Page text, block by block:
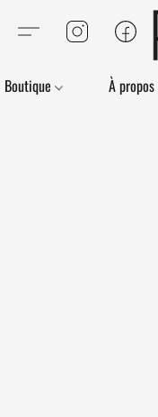
Boutique À propos